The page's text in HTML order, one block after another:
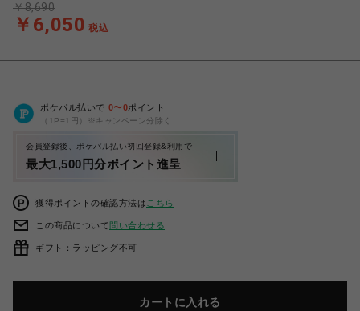
￥6,050 税込
￥8,690
ポケパル払いで 0〜0ポイント
（1P=1円）※キャンペーン分除く
会員登録後、ポケパル払い初回登録&利用で
最大1,500円分ポイント進呈
獲得ポイントの確認方法は こちら
この商品について問い合わせる
ギフト：ラッピング不可
カートに入れる